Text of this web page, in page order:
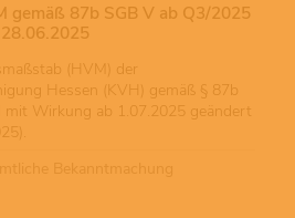
gemäß 87b SGB V ab Q3/2025
(HVM) der
Hessen (KVH) gemäß § 87b
Wirkung ab 1.07.2025 geändert